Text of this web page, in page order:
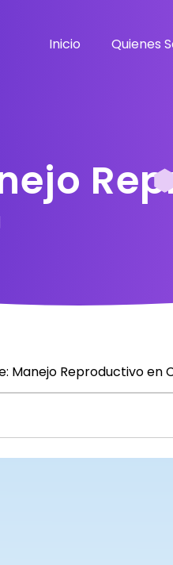
Inicio Quienes
Manejo Reproductivo en